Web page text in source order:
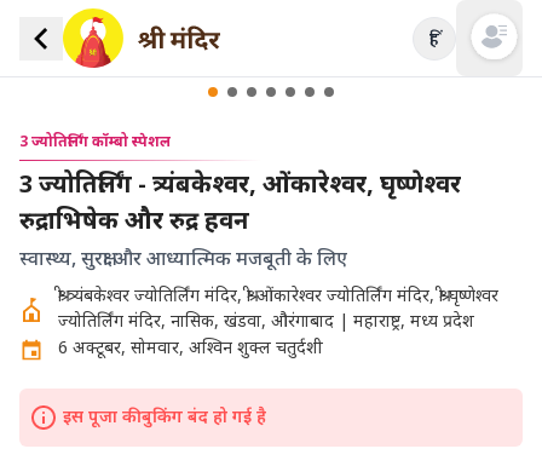
हिं Open
3 ज्योतिर्लिंग कॉम्बो स्पेशल
3 ज्योतिर्लिंग - त्र्यंबकेश्वर, ओंकारेश्वर, घृष्णेश्वर
रुद्राभिषेक और रुद्र हवन
स्वास्थ्य, सुरक्षा और आध्यात्मिक मजबूती के लिए
श्री त्र्यंबकेश्वर ज्योतिर्लिंग मंदिर, श्री ओंकारेश्वर ज्योतिर्लिंग मंदिर, श्री घृष्णेश्वर
ज्योतिर्लिंग मंदिर, नासिक, खंडवा, औरंगाबाद | महाराष्ट्र, मध्य प्रदेश
6 अक्टूबर, सोमवार, अश्विन शुक्ल चतुर्दशी
इस पूजा की बुकिंग बंद हो गई है